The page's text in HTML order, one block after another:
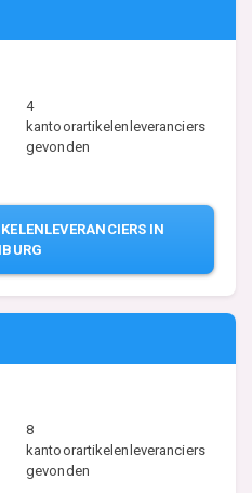
4
kantoorartikelenleveranciers
gevonden
IN
8
kantoorartikelenleveranciers
gevonden